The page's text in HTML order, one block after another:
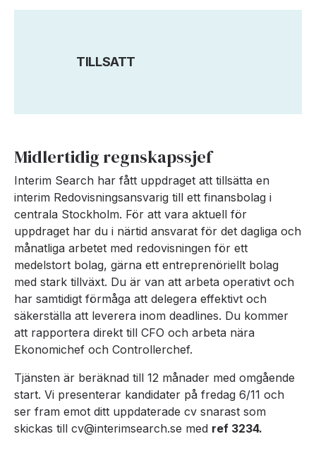
TILLSATT
Midlertidig regnskapssjef
Interim Search har fått uppdraget att tillsätta en
interim Redovisningsansvarig till ett finansbolag i
centrala Stockholm. För att vara aktuell för
uppdraget har du i närtid ansvarat för det dagliga och
månatliga arbetet med redovisningen för ett
medelstort bolag, gärna ett entreprenöriellt bolag
med stark tillväxt. Du är van att arbeta operativt och
har samtidigt förmåga att delegera effektivt och
säkerställa att leverera inom deadlines. Du kommer
att rapportera direkt till CFO och arbeta nära
Ekonomichef och Controllerchef.
Tjänsten är beräknad till 12 månader med omgående
start. Vi presenterar kandidater på fredag 6/11 och
ser fram emot ditt uppdaterade cv snarast som
skickas till cv@interimsearch.se med ref 3234.